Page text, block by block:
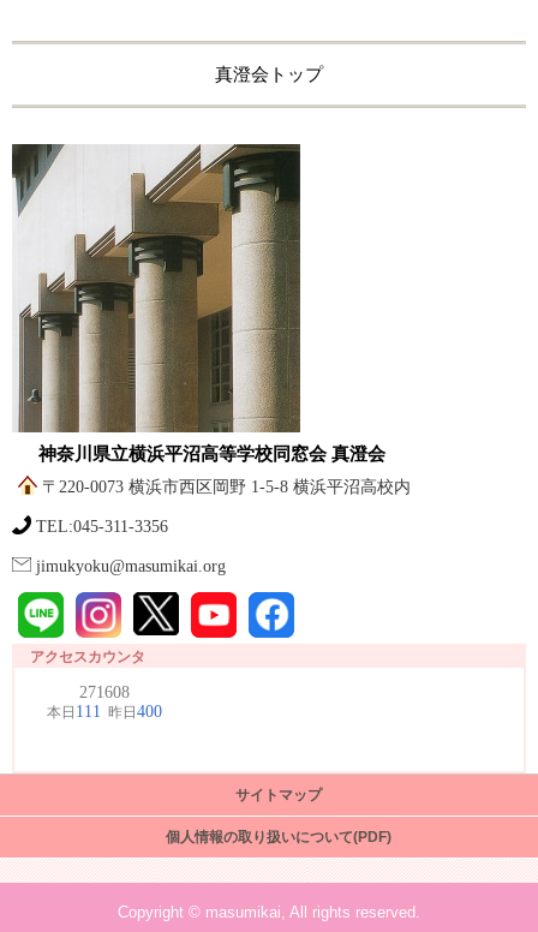
真澄会トップ
神奈川県立横浜平沼高等学校同窓会 真澄会
〒220-0073 横浜市西区岡野 1-5-8 横浜平沼高校内
TEL:045-311-3356
jimukyoku@masumikai.org
アクセスカウンタ
サイトマップ
個人情報の取り扱いについて(PDF)
Copyright © masumikai, All rights reserved.